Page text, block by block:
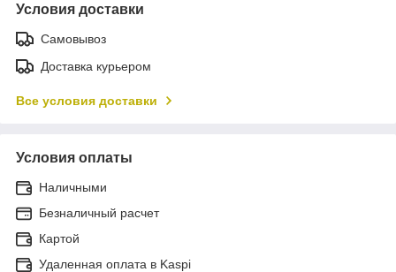
Условия доставки
Самовывоз
Доставка курьером
Все условия доставки
Условия оплаты
Наличными
Безналичный расчет
Картой
Удаленная оплата в Kaspi